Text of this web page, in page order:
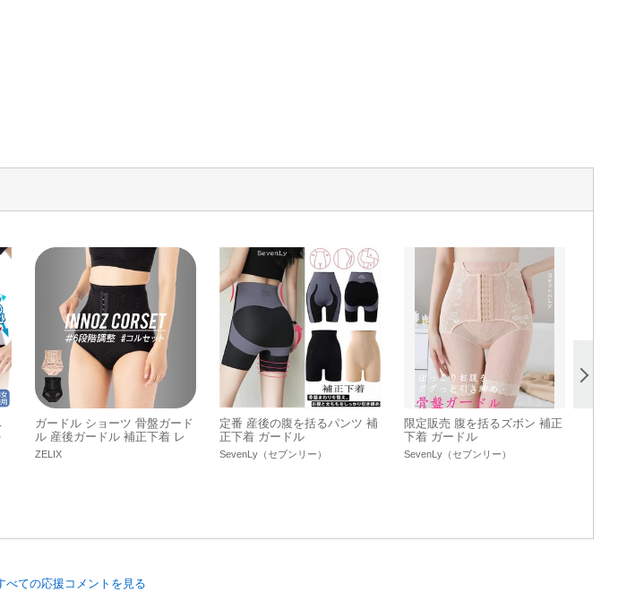
ガードル ショーツ 骨盤ガード
ル 産後ガードル 補正下着 レ
ギュラー ガードル ぽっこりお
ZELIX
定番 産後の腹を括るパンツ 補
正下着 ガードル
SevenLy（セブンリー）
限定販売 腹を括るズボン 補正
下着 ガードル
SevenLy（セブンリー）
べての応援コメントを見る